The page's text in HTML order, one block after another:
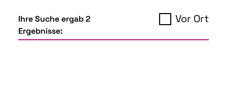
Ihre Suche ergab 2
Ergebnisse:
Vor Ort